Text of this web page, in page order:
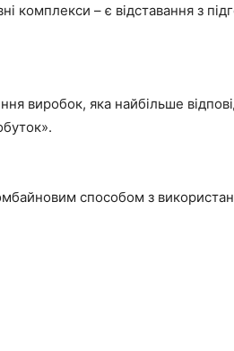
комплекси – є відставання з
виробок, яка найбільше
способом з